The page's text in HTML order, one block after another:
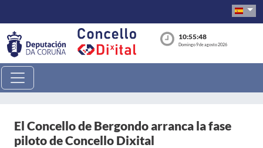
10:55:48
Domingo 9 de agosto 2026
El Concello de Bergondo arranca la fase
piloto de Concello Dixital